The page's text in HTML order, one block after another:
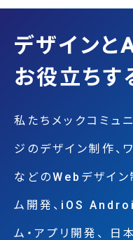
デザインと
お役立ちす
私たちメックコミュ
ジのデザイン制作、
などのWebデザイン
ム開発、iOS
ム・アプリ開発、 日